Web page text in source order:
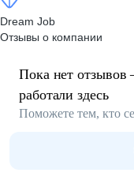
Dream Job
Отзывы о компании
Пока нет отзывов
работали здесь
Поможете тем, кто